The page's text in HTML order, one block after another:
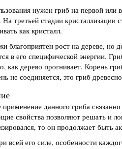
нужен гриб на первой или
На третьей стадии
как кристалл.
благоприятен рост на дереве, но
в его специфической энергии.
как дерево прогнивает. Корень
не соединяется, это гриб
данного гриба
свойства позволяют решать и
то он продолжает быть
всей его силе, особенности